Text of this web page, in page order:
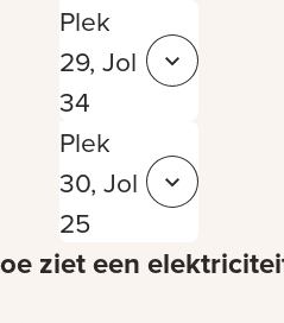
Plek
29, Jol
34
Sluit 19f3b20d-
Plek
30, Jol
25
Sluit 15ea00ca-
ziet een